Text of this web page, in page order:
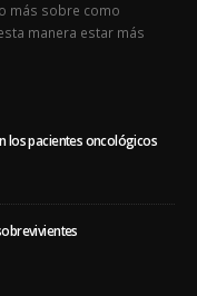
más sobre como
manera estar más
los pacientes oncológicos